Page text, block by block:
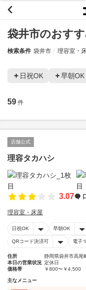
袋井市のおす
検索条件 袋井市 理容室・
日祝OK 早朝OK
59 件
店舗公式
理容タカハシ
3.07
理容室・床屋
日祝OK 早朝OK
QRコード決済可 電子
住所
静岡県袋井市高尾
本日の営業状況 定休日
価格帯
￥800〜￥4,500
主なメニュー